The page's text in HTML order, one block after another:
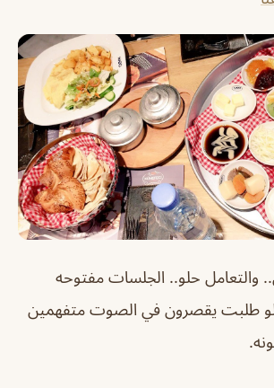
والتعامل حلو.. الجلسات مفتوحه
طلبت يقصرون في الصوت متفهمين